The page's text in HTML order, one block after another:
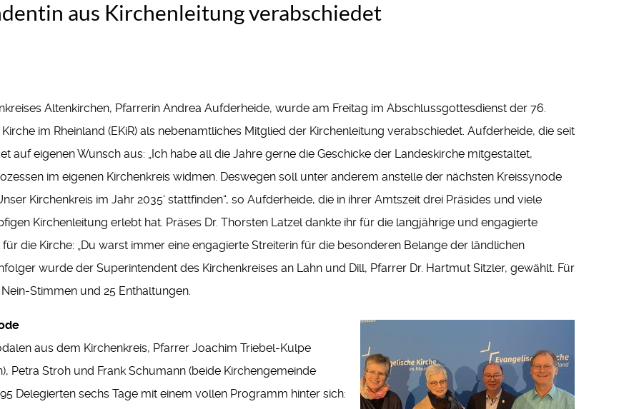
aus Kirchenleitung verabschiedet
Altenkirchen, Pfarrerin Andrea Aufderheide, wurde am Freitag im Abschlussgottesdienst der 76.
im Rheinland (EKiR) als nebenamtliches Mitglied der Kirchenleitung verabschiedet. Aufderheide, die seit
auf eigenen Wunsch aus: „Ich habe all die Jahre gerne die Geschicke der Landeskirche mitgestaltet,
im eigenen Kirchenkreis widmen. Deswegen soll unter anderem anstelle der nächsten Kreissynode
Kirchenkreis im Jahr 2035‘ stattfinden“, so Aufderheide, die in ihrer Amtszeit drei Präsides und viele
Kirchenleitung erlebt hat. Präses Dr. Thorsten Latzel dankte ihr für die langjährige und engagierte
die Kirche: „Du warst immer eine engagierte Streiterin für die besonderen Belange der ländlichen
wurde der Superintendent des Kirchenkreises an Lahn und Dill, Pfarrer Dr. Hartmut Sitzler, gewählt. Für
Stimmen und 25 Enthaltungen.
aus dem Kirchenkreis, Pfarrer Joachim Triebel-Kulpe
Petra Stroh und Frank Schumann (beide Kirchengemeinde
Delegierten sechs Tage mit einem vollen Programm hinter sich: